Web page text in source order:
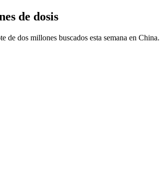
de dosis
dos millones buscados esta semana en China.